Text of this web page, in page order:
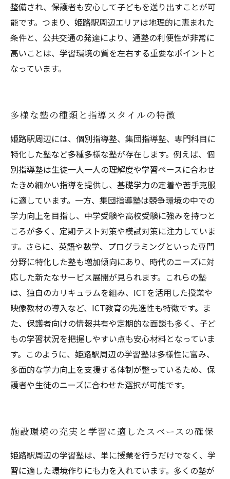
整備され、保護者も安心して子どもを送り出すことが可
能です。つまり、姫路駅周辺エリアは地理的に恵まれた
条件と、公共交通の発達により、通塾の利便性が非常に
高いことは、学習環境の質を左右する重要なポイントと
なっています。
多様な塾の種類と指導スタイルの特徴
姫路駅周辺には、個別指導塾、集団指導塾、専門科目に
特化した塾など多種多様な塾が存在します。例えば、個
別指導塾は生徒一人一人の理解度や学習ペースに合わせ
たきめ細かい指導を提供し、基礎学力の定着や苦手克服
に適しています。一方、集団指導塾は競争環境の中での
学力向上を目指し、中学受験や高校受験に強みを持つと
ころが多く、定期テスト対策や模試対策に注力していま
す。さらに、英語や数学、プログラミングといった専門
分野に特化した塾も増加傾向にあり、時代のニーズに対
応した新たなサービス展開が見られます。これらの塾
は、独自のカリキュラムを組み、ICTを活用した授業や
映像教材の導入など、ICT教育の先進性も特徴です。ま
た、保護者向けの情報共有や定期的な面談も多く、子ど
もの学習状況を把握しやすい点も安心材料となっていま
す。このように、姫路駅周辺の学習塾は多様性に富み、
多面的な学力向上を支援する体制が整っているため、保
護者や生徒のニーズに合わせた選択が可能です。
施設環境の充実と学習に適したスペースの確保
姫路駅周辺の学習塾は、単に授業を行うだけでなく、学
習に適した環境作りにも力を入れています。多くの塾が